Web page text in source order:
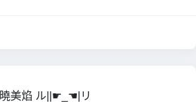
曉美焰 ル||☛_☚|リ